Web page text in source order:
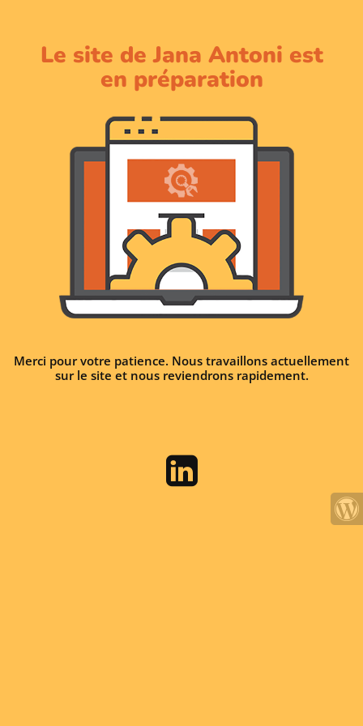
Le site de Jana Antoni est
en préparation
Merci pour votre patience. Nous travaillons actuellement
sur le site et nous reviendrons rapidement.